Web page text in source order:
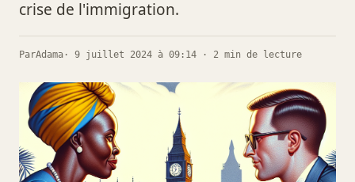
crise de l'immigration.
ParAdama · 9 juillet 2024 à 09:14 · 2 min de lecture